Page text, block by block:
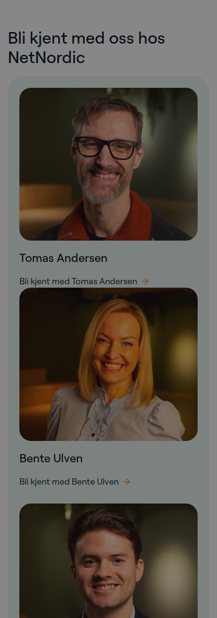
Bli kjent med oss hos
NetNordic
Tomas Andersen
Bli kjent med Tomas Andersen
Bente Ulven
Bli kjent med Bente Ulven